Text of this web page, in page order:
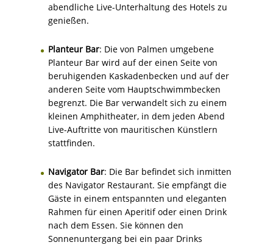
abendliche Live-Unterhaltung des Hotels zu
genießen.
Planteur Bar: Die von Palmen umgebene
Planteur Bar wird auf der einen Seite von
beruhigenden Kaskadenbecken und auf der
anderen Seite vom Hauptschwimmbecken
begrenzt. Die Bar verwandelt sich zu einem
kleinen Amphitheater, in dem jeden Abend
Live-Auftritte von mauritischen Künstlern
stattfinden.
Navigator Bar: Die Bar befindet sich inmitten
des Navigator Restaurant. Sie empfängt die
Gäste in einem entspannten und eleganten
Rahmen für einen Aperitif oder einen Drink
nach dem Essen. Sie können den
Sonnenuntergang bei ein paar Drinks